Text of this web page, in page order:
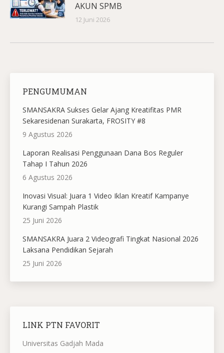
AKUN SPMB
12 Juni 2026
PENGUMUMAN
SMANSAKRA Sukses Gelar Ajang Kreatifitas PMR
Sekaresidenan Surakarta, FROSITY #8
9 Agustus 2026
Laporan Realisasi Penggunaan Dana Bos Reguler
Tahap I Tahun 2026
6 Agustus 2026
Inovasi Visual: Juara 1 Video Iklan Kreatif Kampanye
Kurangi Sampah Plastik
25 Juni 2026
SMANSAKRA Juara 2 Videografi Tingkat Nasional 2026
Laksana Pendidikan Sejarah
25 Juni 2026
LINK PTN FAVORIT
Universitas Gadjah Mada